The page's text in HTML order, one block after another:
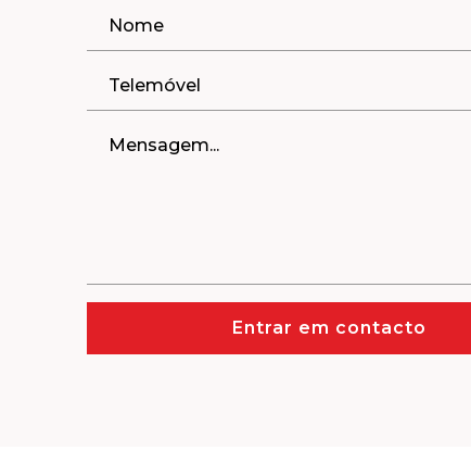
Entrar em contacto